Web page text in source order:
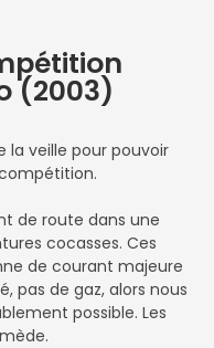
(2003)
la veille pour pouvoir
de route dans une
cocasses. Ces
de courant majeure
pas de gaz, alors nous
possible. Les